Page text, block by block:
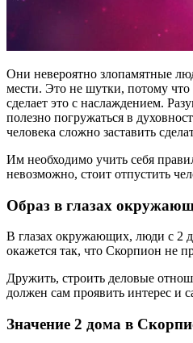
Они невероятно злопамятные
мести. Это не шутки, потому что
сделает это с наслаждением.
полезно погружаться в
человека сложно заставить
Им необходимо учить себя
невозможно, стоит отпустить
Образ в глазах
В глазах окружающих, люди с 2
окажется так, что Скорпион не
Дружить, строить деловые
должен сам проявить интерес и
Значение 2 дома в